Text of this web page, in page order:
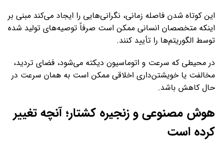
این کوتاه شدن فاصله زمانی، نگرانی‌هایی را ایجاد می‌کند مبنی بر
اینکه متخصصان انسانی ممکن است صرفاً توصیه‌های تولید شده
توسط الگوریتم‌ها را تأیید کنند.
در محیطی که سرعت و اتوماسیون دیکته می‌شود، فضای تردید،
مخالفت یا خویشتن‌داری اخلاقی ممکن است به همان سرعت در
حال کاهش باشد.
هوش مصنوعی و زنجیره کشتار؛ آنچه تغییر
کرده است